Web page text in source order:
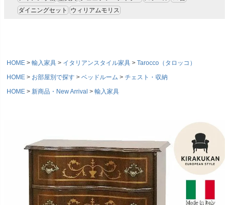
ダイニングセット
ウィリアムモリス
HOME 輸入家具 イタリアンスタイル家具
Tarocco（タロッコ）
HOME
お部屋別で探す ベッドルーム
チェスト・収納
HOME
新商品・New Arrival 輸入家具